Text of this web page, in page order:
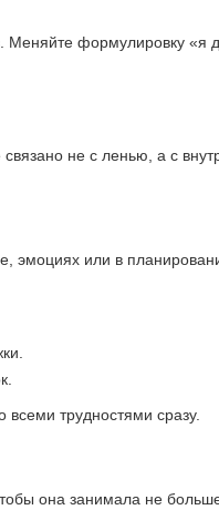
формулировку «я
не с ленью, а с
эмоциях или в
трудностями сразу.
она занимала не